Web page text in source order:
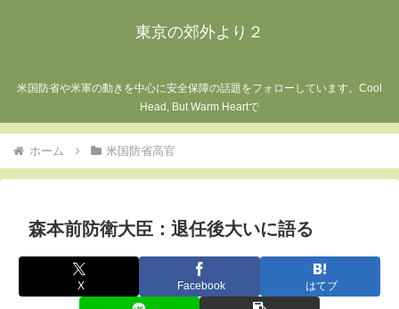
東京の郊外より２
米国防省や米軍の動きを中心に安全保障の話題をフォローしています。Cool
Head, But Warm Heartで
ホーム 米国防省高官
森本前防衛大臣：退任後大いに語る
X Facebook はてブ